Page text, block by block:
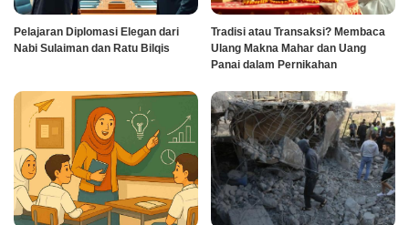
Pelajaran Diplomasi Elegan dari
Nabi Sulaiman dan Ratu Bilqis
Tradisi atau Transaksi? Membaca
Ulang Makna Mahar dan Uang
Panai dalam Pernikahan